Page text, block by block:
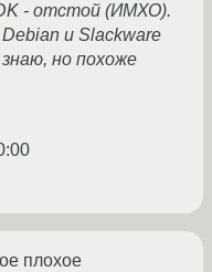
- отстой (ИМХО).
и Slackware
но похоже
плохое